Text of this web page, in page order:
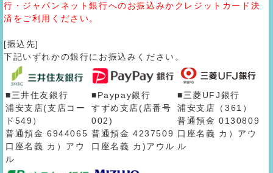
行・ジャパンネット銀行へのお振込みかクレジットカード決
済をご利用ください。
[振込先]
下記いずれかの銀行にお振込みください。
■三井住友銀行
浦安支店(支店コー
ド549）
普通預金 6944065
口座名義 カ）アウ
ル
■Paypay銀行
すずめ支店(店番号
002)
普通預金 4237509
口座名義 カ)アウル
■三菱UFJ銀行
浦安支店（361）
普通預金 0130809
口座名義 カ）アウ
ル